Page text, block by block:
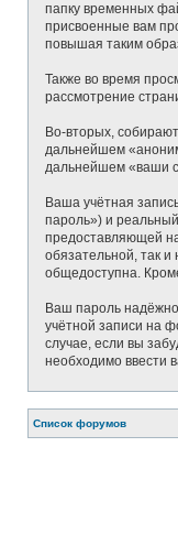
папку временных
присвоенные вам
повышая таким
Также во время
рассмотрение
Во-вторых,
дальнейшем
дальнейшем «ваши
Ваша учётная
пароль») и
предоставляющей
обязательной, так
общедоступна.
Ваш пароль
учётной записи на
случае, если вы
необходимо ввести
Список форумов